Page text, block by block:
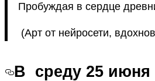
Пробуждая в сердце
(Арт от нейросети,
В среду 25 июня